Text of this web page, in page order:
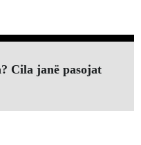
Cila janë pasojat